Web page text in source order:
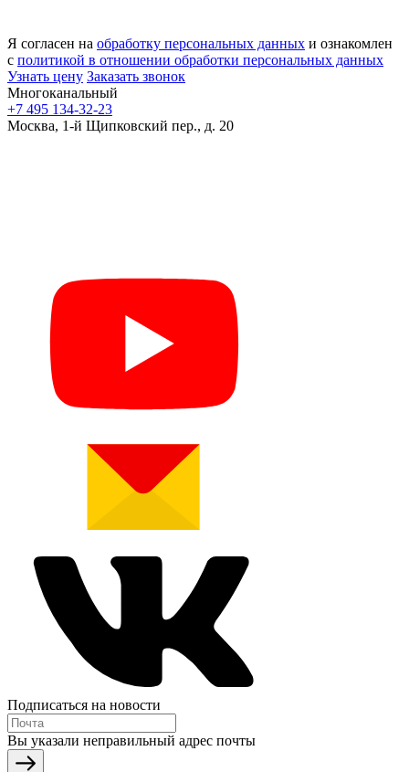
Я согласен на обработку персональных данных и ознакомлен
с политикой в отношении обработки персональных данных
Узнать цену Заказать звонок
Многоканальный
+7 495 134-32-23
Москва, 1-й Щипковский пер., д. 20
Подписаться на новости
Вы указали неправильный адрес почты